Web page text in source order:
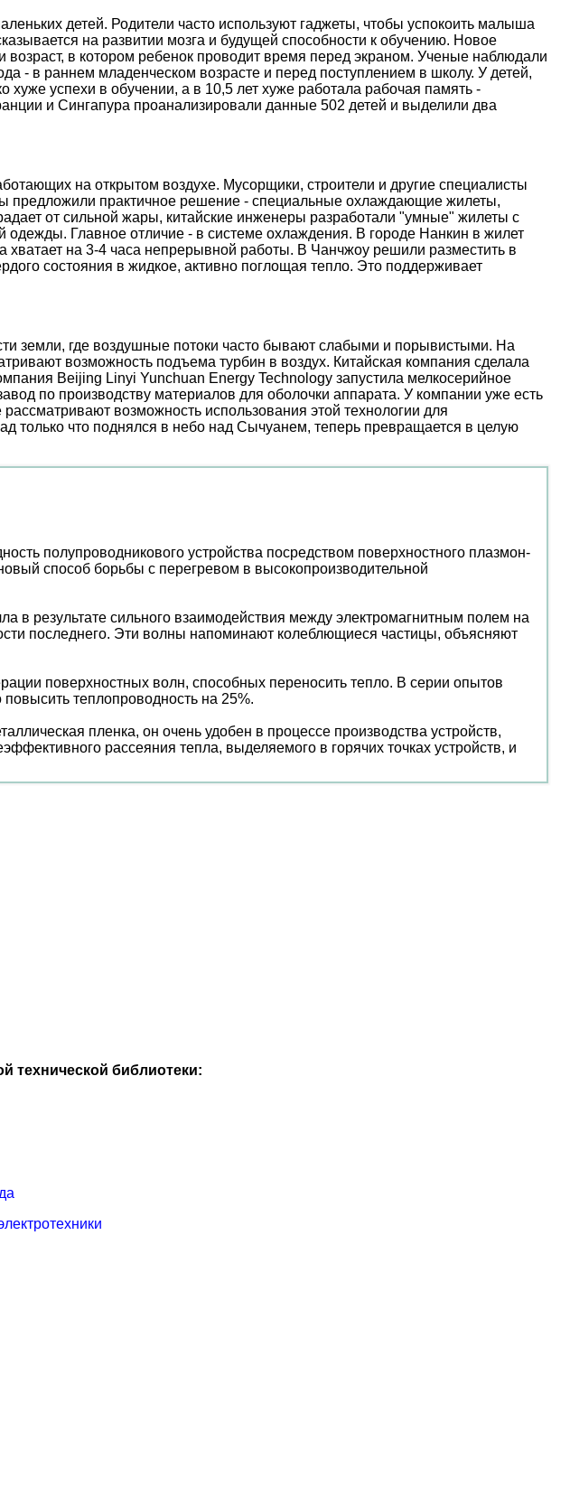
детей. Родители часто используют гаджеты, чтобы успокоить малыша
на развитии мозга и будущей способности к обучению. Новое
возраст, в котором ребенок проводит время перед экраном. Ученые наблюдали
- в раннем младенческом возрасте и перед поступлением в школу. У детей,
успехи в обучении, а в 10,5 лет хуже работала рабочая память -
и Сингапура проанализировали данные 502 детей и выделили два
на открытом воздухе. Мусорщики, строители и другие специалисты
предложили практичное решение - специальные охлаждающие жилеты,
от сильной жары, китайские инженеры разработали "умные" жилеты с
Главное отличие - в системе охлаждения. В городе Нанкин в жилет
на 3-4 часа непрерывной работы. В Чанчжоу решили разместить в
состояния в жидкое, активно поглощая тепло. Это поддерживает
земли, где воздушные потоки часто бывают слабыми и порывистыми. На
возможность подъема турбин в воздух. Китайская компания сделала
Beijing Linyi Yunchuan Energy Technology запустила мелкосерийное
по производству материалов для оболочки аппарата. У компании уже есть
возможность использования этой технологии для
только что поднялся в небо над Сычуанем, теперь превращается в целую
полупроводникового устройства посредством поверхностного плазмон-
способ борьбы с перегревом в высокопроизводительной
в результате сильного взаимодействия между электромагнитным полем на
последнего. Эти волны напоминают колеблющиеся частицы, объясняют
поверхностных волн, способных переносить тепло. В серии опытов
теплопроводность на 25%.
пленка, он очень удобен в процессе производства устройств,
рассеяния тепла, выделяемого в горячих точках устройств, и
технической библиотеки: